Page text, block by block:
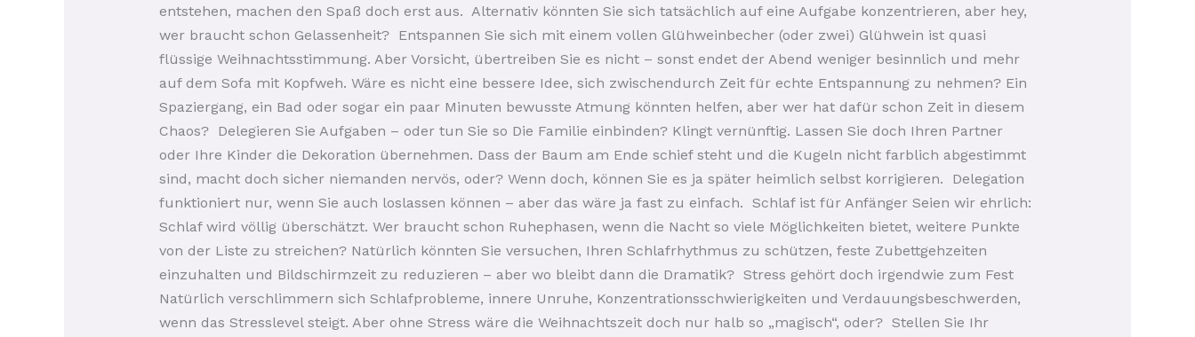
entstehen, machen den Spaß doch erst aus. Alternativ könnten Sie sich tatsächlich auf eine Aufgabe konzentrieren, aber hey,
wer braucht schon Gelassenheit? Entspannen Sie sich mit einem vollen Glühweinbecher (oder zwei) Glühwein ist quasi
flüssige Weihnachtsstimmung. Aber Vorsicht, übertreiben Sie es nicht – sonst endet der Abend weniger besinnlich und mehr
auf dem Sofa mit Kopfweh. Wäre es nicht eine bessere Idee, sich zwischendurch Zeit für echte Entspannung zu nehmen? Ein
Spaziergang, ein Bad oder sogar ein paar Minuten bewusste Atmung könnten helfen, aber wer hat dafür schon Zeit in diesem
Chaos? Delegieren Sie Aufgaben – oder tun Sie so Die Familie einbinden? Klingt vernünftig. Lassen Sie doch Ihren Partner
oder Ihre Kinder die Dekoration übernehmen. Dass der Baum am Ende schief steht und die Kugeln nicht farblich abgestimmt
sind, macht doch sicher niemanden nervös, oder? Wenn doch, können Sie es ja später heimlich selbst korrigieren. Delegation
funktioniert nur, wenn Sie auch loslassen können – aber das wäre ja fast zu einfach. Schlaf ist für Anfänger Seien wir ehrlich:
Schlaf wird völlig überschätzt. Wer braucht schon Ruhephasen, wenn die Nacht so viele Möglichkeiten bietet, weitere Punkte
von der Liste zu streichen? Natürlich könnten Sie versuchen, Ihren Schlafrhythmus zu schützen, feste Zubettgehzeiten
einzuhalten und Bildschirmzeit zu reduzieren – aber wo bleibt dann die Dramatik? Stress gehört doch irgendwie zum Fest
Natürlich verschlimmern sich Schlafprobleme, innere Unruhe, Konzentrationsschwierigkeiten und Verdauungsbeschwerden,
wenn das Stresslevel steigt. Aber ohne Stress wäre die Weihnachtszeit doch nur halb so „magisch“, oder? Stellen Sie Ihr